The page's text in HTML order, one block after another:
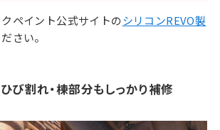
ペイント公式サイトのシリコンREVO製
さい。
び割れ・棟部分もしっかり補修